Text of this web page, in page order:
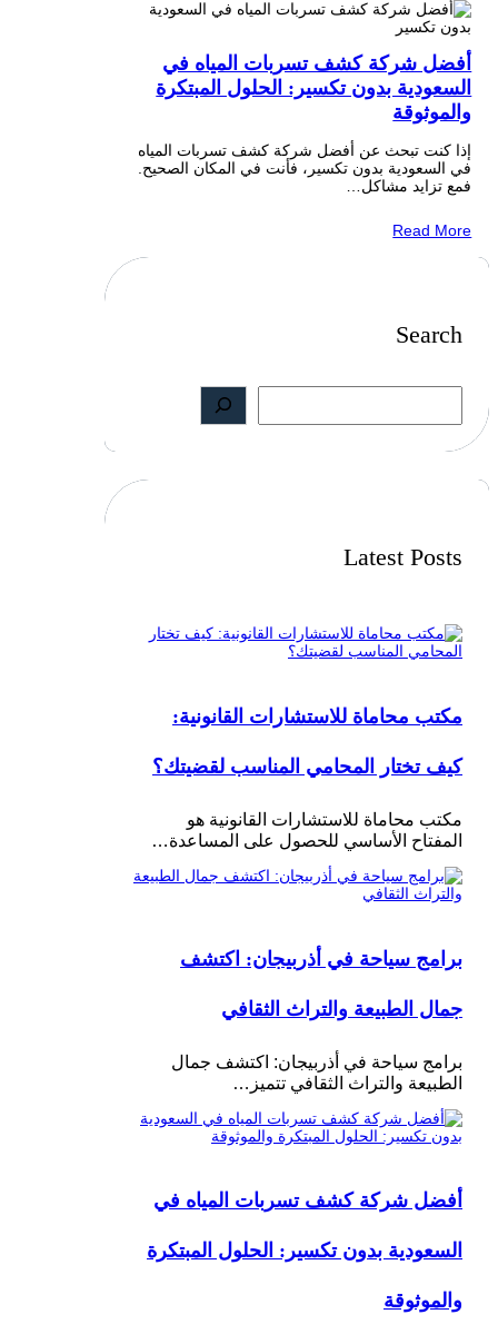
أفضل شركة كشف تسربات المياه في
السعودية بدون تكسير: الحلول المبتكرة
والموثوقة
إذا كنت تبحث عن أفضل شركة كشف تسربات المياه
في السعودية بدون تكسير، فأنت في المكان الصحيح.
فمع تزايد مشاكل…
Read More
Search
S
a
r
Latest Posts
مكتب محاماة للاستشارات القانونية:
كيف تختار المحامي المناسب لقضيتك؟
مكتب محاماة للاستشارات القانونية هو
المفتاح الأساسي للحصول على المساعدة…
برامج سياحة في أذربيجان: اكتشف
جمال الطبيعة والتراث الثقافي
برامج سياحة في أذربيجان: اكتشف جمال
الطبيعة والتراث الثقافي تتميز…
أفضل شركة كشف تسربات المياه في
السعودية بدون تكسير: الحلول المبتكرة
والموثوقة